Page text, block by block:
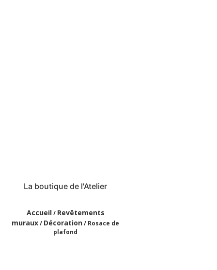
La boutique de l'Atelier
Accueil / Revêtements
muraux/ Décoration/ Rosace de
plafond